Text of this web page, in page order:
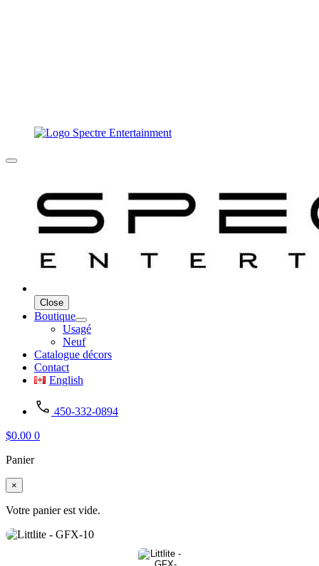
Close
Boutique
Usagé
Neuf
Catalogue décors
Contact
English
450-332-0894
$0.00 0
Panier
×
Votre panier est vide.